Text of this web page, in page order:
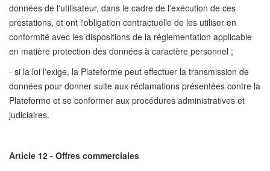
données de l'utilisateur, dans le cadre de l'exécution de ces
prestations, et ont l'obligation contractuelle de les utiliser en
conformité avec les dispositions de la réglementation applicable
en matière protection des données à caractère personnel ;
- si la loi l'exige, la Plateforme peut effectuer la transmission de
données pour donner suite aux réclamations présentées contre la
Plateforme et se conformer aux procédures administratives et
judiciaires.
Article 12 - Offres commerciales